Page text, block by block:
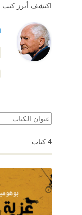
اكتشف أبرز كتب
4 كتاب